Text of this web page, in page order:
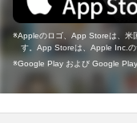
Appleのロゴ、App Storeは、米
す。App Storeは、Apple Inc.の
Google Play および Google